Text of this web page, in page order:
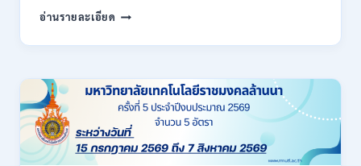
กพ.
สมัคร
17
–
28
สิงหาคม
2569
อ่านรายละเอียด สำนักงาน
จังหวัด
กรม
ส่ง
เสริม
สหกรณ์
เปิด
รับ